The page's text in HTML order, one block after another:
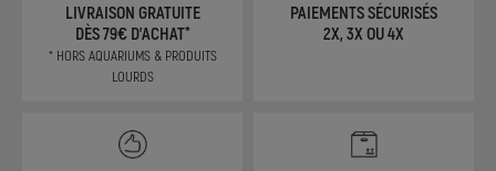
LIVRAISON GRATUITE
DÈS 79€ D'ACHAT*
* HORS AQUARIUMS & PRODUITS
LOURDS
PAIEMENTS SÉCURISÉS
2X, 3X OU 4X